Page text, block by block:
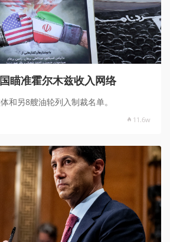
瞄准霍尔木兹收入网络
和另8艘油轮列入制裁名单。
11.6w